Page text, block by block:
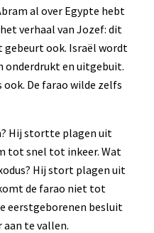
al over Egypte hebt
verhaal van Jozef: dit
gebeurt ook. Israël wordt
onderdrukt en uitgebuit.
De farao wilde zelfs
Hij stortte plagen uit
tot snel tot inkeer. Wat
Hij stort plagen uit
de farao niet tot
eerstgeborenen besluit
aan te vallen.